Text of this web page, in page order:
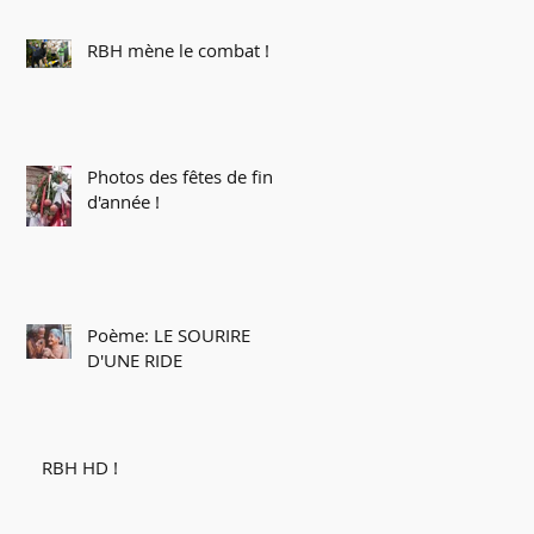
RBH mène le combat !
Photos des fêtes de fin
d'année !
Poème: LE SOURIRE
D'UNE RIDE
RBH HD !